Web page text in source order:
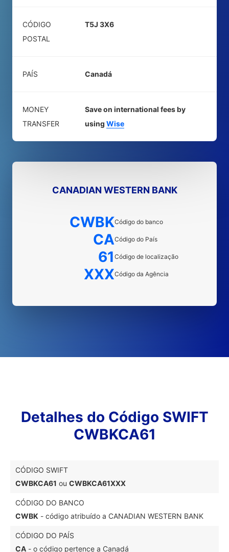
CÓDIGO
POSTAL
T5J 3X6
PAÍS Canadá
MONEY
TRANSFER
Save on international fees by
using Wise
CANADIAN WESTERN BANK
CWBKCódigo do banco
CACódigo do País
61 Código de localização
XXXCódigo da Agência
Detalhes do Código SWIFT
CWBKCA61
CÓDIGO SWIFT
CWBKCA61 ou CWBKCA61XXX
CÓDIGO DO BANCO
CWBK - código atribuído a CANADIAN WESTERN BANK
CÓDIGO DO PAÍS
CA - o código pertence a Canadá